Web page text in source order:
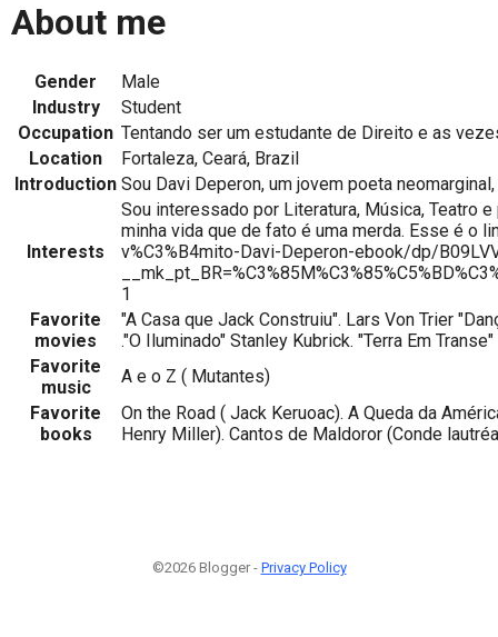
About me
Gender
Male
Industry
Student
Occupation Tentando ser um estudante de Direito e as
Location
Fortaleza, Ceará, Brazil
Introduction Sou Davi Deperon, um jovem poeta
Interests
Sou interessado por Literatura, Música, Teatro
minha vida que de fato é uma merda. Esse é o
v%C3%B4mito-Davi-Deperon-ebook/dp/
1
Favorite
movies
"A Casa que Jack Construiu". Lars Von Trier
."O Iluminado" Stanley Kubrick. "Terra Em
Favorite
music
A e o Z ( Mutantes)
Favorite
books
On the Road ( Jack Keruoac). A Queda da
Henry Miller). Cantos de Maldoror (Conde
©2026 Blogger - Privacy Policy